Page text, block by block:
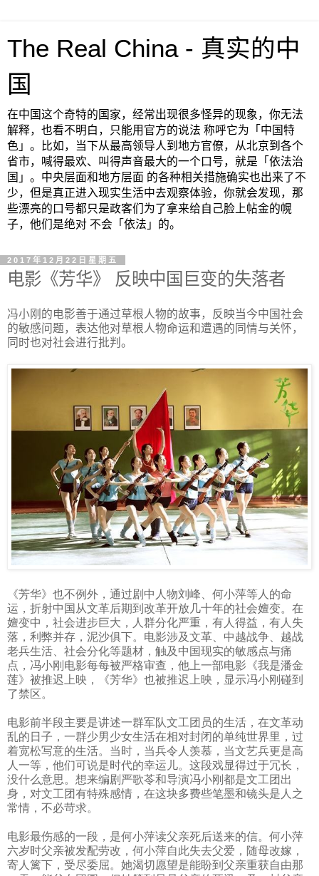
The Real China - 真实的中
国
在中国这个奇特的国家，经常出现很多怪异的现象，你无法
解释，也看不明白，只能用官方的说法 称呼它为「中国特
色」。比如，当下从最高领导人到地方官僚，从北京到各个
省市，喊得最欢、叫得声音最大的一个口号，就是「依法治
国」。中央层面和地方层面 的各种相关措施确实也出来了不
少，但是真正进入现实生活中去观察体验，你就会发现，那
些漂亮的口号都只是政客们为了拿来给自己脸上帖金的幌
子，他们是绝对 不会「依法」的。
2017年12月22日星期五
电影《芳华》 反映中国巨变的失落者
冯小刚的电影善于通过草根人物的故事，反映当今中国社会
的敏感问题，表达他对草根人物命运和遭遇的同情与关怀，
同时也对社会进行批判。
《芳华》也不例外，通过剧中人物刘峰、何小萍等人的命
运，折射中国从文革后期到改革开放几十年的社会嬗变。在
嬗变中，社会进步巨大，人群分化严重，有人得益，有人失
落，利弊并存，泥沙俱下。电影涉及文革、中越战争、越战
老兵生活、社会分化等题材，触及中国现实的敏感点与痛
点，冯小刚电影每每被严格审查，他上一部电影《我是潘金
莲》被推迟上映，《芳华》也被推迟上映，显示冯小刚碰到
了禁区。
电影前半段主要是讲述一群军队文工团员的生活，在文革动
乱的日子，一群少男少女生活在相对封闭的单纯世界里，过
着宽松写意的生活。当时，当兵令人羡慕，当文艺兵更是高
人一等，他们可说是时代的幸运儿。这段戏显得过于冗长，
没什么意思。想来编剧严歌苓和导演冯小刚都是文工团出
身，对文工团有特殊感情，在这块多费些笔墨和镜头是人之
常情，不必苛求。
电影最伤感的一段，是何小萍读父亲死后送来的信。何小萍
六岁时父亲被发配劳改，何小萍自此失去父爱，随母改嫁，
寄人篱下，受尽委屈。她渴切愿望是能盼到父亲重获自由那